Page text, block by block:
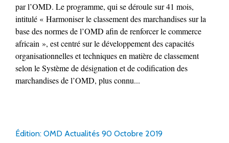
par l’OMD. Le programme, qui se déroule sur 41 mois,
intitulé « Harmoniser le classement des marchandises sur la
base des normes de l’OMD afin de renforcer le commerce
africain », est centré sur le développement des capacités
organisationnelles et techniques en matière de classement
selon le Système de désignation et de codification des
marchandises de l’OMD, plus connu...
Édition: OMD Actualités 90 Octobre 2019